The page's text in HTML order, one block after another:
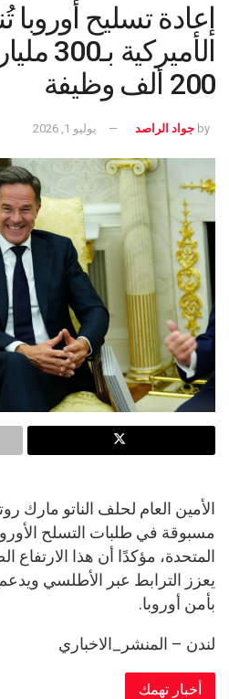
إعادة تسليح
200 ألف وظيفة
by جواد الراصد يوليو 1, 2026
الأمين العام لحلف الناتو
مسبوقة في طلبات التسلح
المتحدة، مؤكدًا أن هذا الارتفاع
يعزز الترابط عبر الأطلسي
بأمن أوروبا.
لندن – المنشر_الاخباري
أخبار تهمك